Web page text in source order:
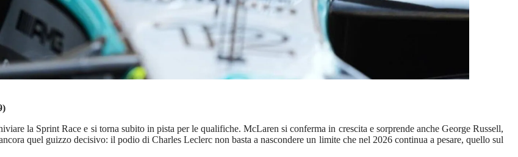
la Sprint Race e si torna subito in pista per le qualifiche. McLaren si conferma in crescita e sorprende anche George Russell,
quel guizzo decisivo: il podio di Charles Leclerc non basta a nascondere un limite che nel 2026 continua a pesare, quello sul